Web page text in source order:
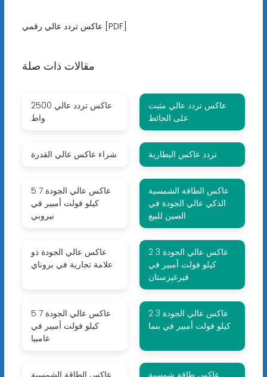
عاكس تردد عالي رقمي [PDF]
مقالات ذات صلة
عاكس تردد عالي 2500
واط
عاكس تردد عالي مثبت
على الحائط
شراء عاكس عالي القدرة تردد عاكس البطارية
عاكس عالي الجودة 7 5
كيلو فولت أمبير في
نيروبي
عاكس الطاقة الشمسية
الذكي عالي الجودة في
الصين للبيع
عاكس عالي الجودة ذو
علامة تجارية في بروناي
عاكس عالي الجودة 3 2
كيلو فولت أمبير في
قيرغيزستان
عاكس عالي الجودة 7 5
كيلو فولت أمبير في
غامبيا
عاكس عالي الجودة 3 2
كيلو فولت أمبير في بنما